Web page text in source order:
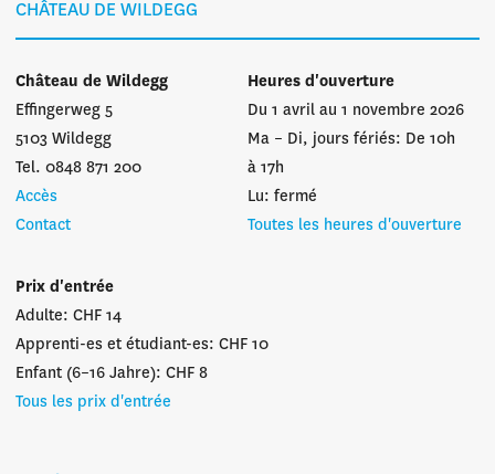
CHÂTEAU DE WILDEGG
Château de Wildegg
Effingerweg 5
5103 Wildegg
Tel. 0848 871 200
Accès
Contact
Heures d'ouverture
Du 1 avril au 1 novembre 2026
Ma – Di, jours fériés: De 10h
à 17h
Lu: fermé
Toutes les heures d'ouverture
Prix d'entrée
Adulte: CHF 14
Apprenti-es et étudiant-es: CHF 10
Enfant (6–16 Jahre): CHF 8
Tous les prix d'entrée